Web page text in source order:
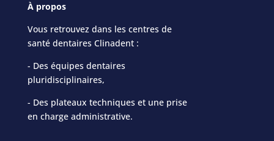
À propos
Vous retrouvez dans les centres de
santé dentaires Clinadent :
- Des équipes dentaires
pluridisciplinaires,
- Des plateaux techniques et une prise
en charge administrative.